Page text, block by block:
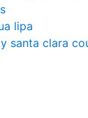
lipa
santa clara